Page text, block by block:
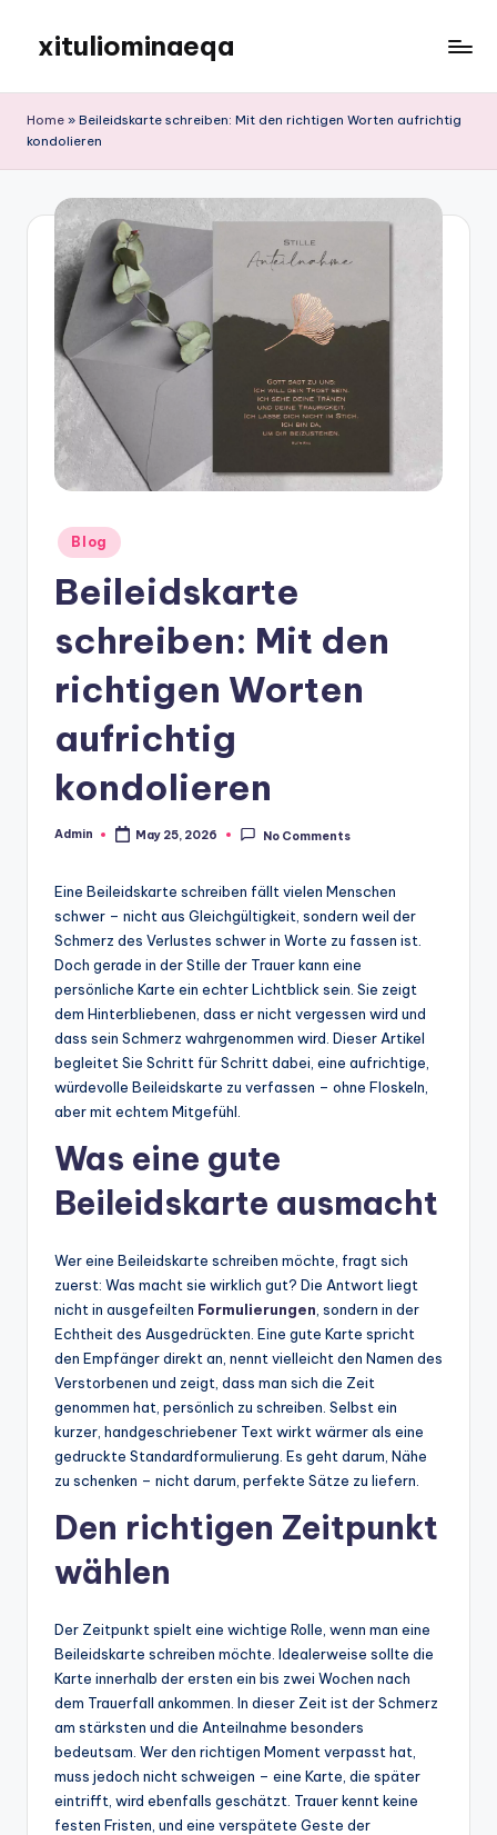
content
xituliominaeqa
Home » Beileidskarte schreiben: Mit den richtigen Worten aufrichtig
kondolieren
Posted
in
Blog
Beileidskarte
schreiben: Mit den
richtigen Worten
aufrichtig
kondolieren
Posted
Admin May 25, 2026 No Comments
Eine Beileidskarte schreiben fällt vielen Menschen
schwer – nicht aus Gleichgültigkeit, sondern weil der
Schmerz des Verlustes schwer in Worte zu fassen ist.
Doch gerade in der Stille der Trauer kann eine
persönliche Karte ein echter Lichtblick sein. Sie zeigt
dem Hinterbliebenen, dass er nicht vergessen wird und
dass sein Schmerz wahrgenommen wird. Dieser Artikel
begleitet Sie Schritt für Schritt dabei, eine aufrichtige,
würdevolle Beileidskarte zu verfassen – ohne Floskeln,
aber mit echtem Mitgefühl.
Was eine gute
Beileidskarte ausmacht
Wer eine Beileidskarte schreiben möchte, fragt sich
zuerst: Was macht sie wirklich gut? Die Antwort liegt
nicht in ausgefeilten Formulierungen , sondern in der
Echtheit des Ausgedrückten. Eine gute Karte spricht
den Empfänger direkt an, nennt vielleicht den Namen des
Verstorbenen und zeigt, dass man sich die Zeit
genommen hat, persönlich zu schreiben. Selbst ein
kurzer, handgeschriebener Text wirkt wärmer als eine
gedruckte Standardformulierung. Es geht darum, Nähe
zu schenken – nicht darum, perfekte Sätze zu liefern.
Den richtigen Zeitpunkt
wählen
Der Zeitpunkt spielt eine wichtige Rolle, wenn man eine
Beileidskarte schreiben möchte. Idealerweise sollte die
Karte innerhalb der ersten ein bis zwei Wochen nach
dem Trauerfall ankommen. In dieser Zeit ist der Schmerz
am stärksten und die Anteilnahme besonders
bedeutsam. Wer den richtigen Moment verpasst hat,
muss jedoch nicht schweigen – eine Karte, die später
eintrifft, wird ebenfalls geschätzt. Trauer kennt keine
festen Fristen, und eine verspätete Geste der